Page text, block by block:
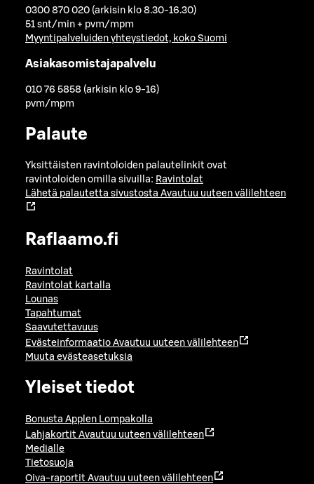
0300 870 020 (arkisin klo 8.30-16.30)
51 snt/min + pvm/mpm
Myyntipalveluiden yhteystiedot, koko Suomi
Asiakasomistajapalvelu
010 76 5858 (arkisin klo 9-16)
pvm/mpm
Palaute
Yksittäisten ravintoloiden palautelinkit ovat
ravintoloiden omilla sivuilla: Ravintolat
Lähetä palautetta sivustosta Avautuu uuteen välilehteen
Raflaamo.fi
Ravintolat
Ravintolat kartalla
Lounas
Tapahtumat
Saavutettavuus
Evästeinformaatio Avautuu uuteen välilehteen
Muuta evästeasetuksia
Yleiset tiedot
Bonusta Applen Lompakolla
Lahjakortit Avautuu uuteen välilehteen
Medialle
Tietosuoja
Oiva-raportit Avautuu uuteen välilehteen